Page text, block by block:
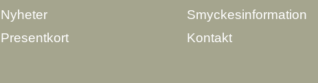
Nyheter
Presentkort
Smyckesinformation
Kontakt